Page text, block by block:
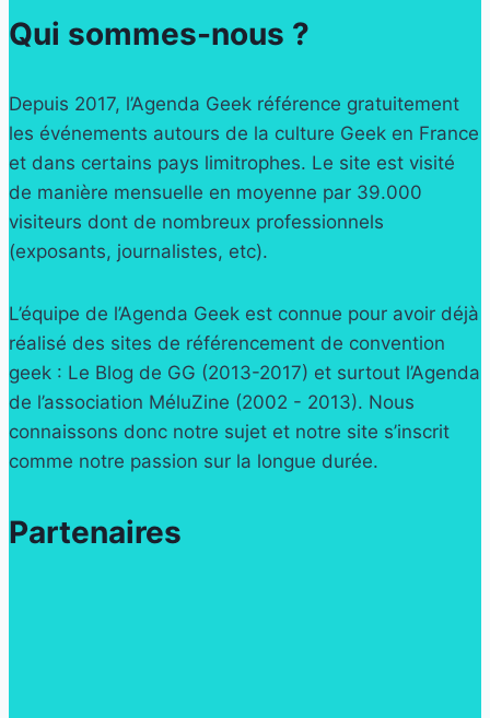
Qui sommes-nous ?
Depuis 2017, l’Agenda Geek référence gratuitement
les événements autours de la culture Geek en France
et dans certains pays limitrophes. Le site est visité
de manière mensuelle en moyenne par 39.000
visiteurs dont de nombreux professionnels
(exposants, journalistes, etc).
L’équipe de l’Agenda Geek est connue pour avoir déjà
réalisé des sites de référencement de convention
geek : Le Blog de GG (2013-2017) et surtout l’Agenda
de l’association MéluZine (2002 - 2013). Nous
connaissons donc notre sujet et notre site s’inscrit
comme notre passion sur la longue durée.
Partenaires